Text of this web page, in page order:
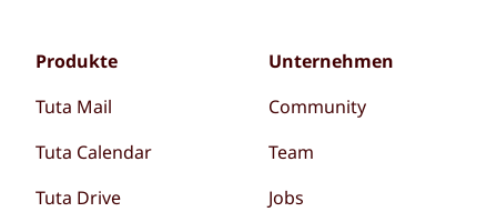
Produkte
Tuta Mail
Tuta Calendar
Tuta Drive
Unternehmen
Community
Team
Jobs